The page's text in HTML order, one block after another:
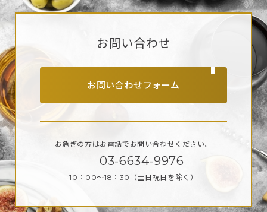
お問い合わせ
お問い合わせフォーム
お急ぎの方はお電話で お問い合わせください。
03-6634-9976
10：00～18：30 （土日祝日を除く）